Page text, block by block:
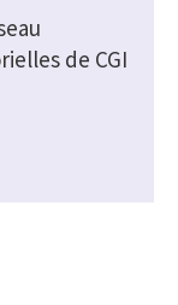
de CGI